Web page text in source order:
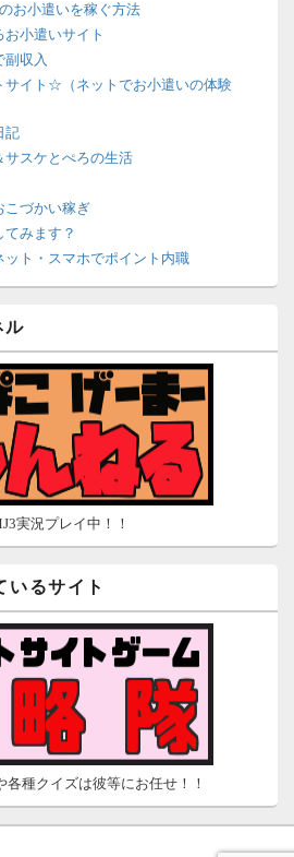
お小遣いを稼ぐ方法
小遣いサイト
副収入
サイト☆（ネットでお小遣いの体験
記
サスケとぺろの生活
こづかい稼ぎ
みます？
ト・スマホでポイント内職
稼ぎ☆安心・安全・リスクなし☆
いた時間でちょい稼ぎ-
危険？お小遣い稼ぎサイトの使い方ガ
ル
実況プレイ中！！
いるサイト
各種クイズは彼等にお任せ！！